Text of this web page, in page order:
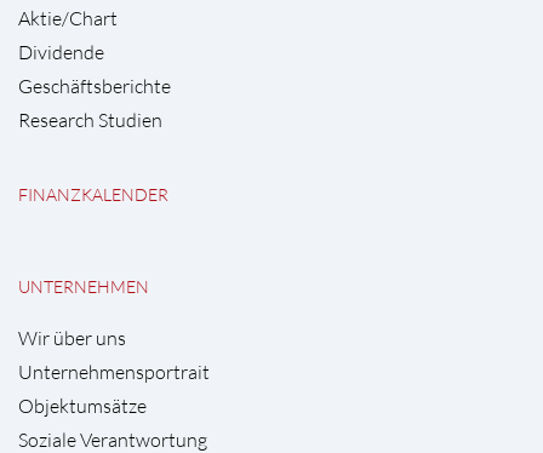
Aktie/Chart
Dividende
Geschäftsberichte
Research Studien
FINANZKALENDER
UNTERNEHMEN
Wir über uns
Unternehmensportrait
Objektumsätze
Soziale Verantwortung